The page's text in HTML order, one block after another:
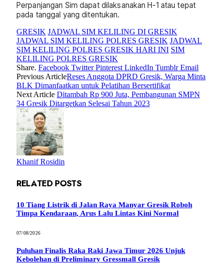
Perpanjangan Sim dapat dilaksanakan H-1 atau tepat
pada tanggal yang ditentukan.
GRESIK JADWAL SIM KELILING DI GRESIK
JADWAL SIM KELILING POLRES GRESIK JADWAL
SIM KELILING POLRES GRESIK HARI INI SIM
KELILING POLRES GRESIK
Share. Facebook Twitter Pinterest LinkedIn Tumblr Email
Previous ArticleReses Anggota DPRD Gresik, Warga Minta
BLK Dimanfaatkan untuk Pelatihan Bersertifikat
Next Article Ditambah Rp 900 Juta, Pembangunan SMPN
34 Gresik Ditargetkan Selesai Tahun 2023
Khanif Rosidin
RELATED POSTS
10 Tiang Listrik di Jalan Raya Manyar Gresik Roboh
Timpa Kendaraan, Arus Lalu Lintas Kini Normal
07/08/2026
Puluhan Finalis Raka Raki Jawa Timur 2026 Unjuk
Kebolehan di Preliminary Gressmall Gresik